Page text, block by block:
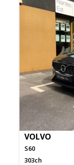
VOLVO
S60
303ch